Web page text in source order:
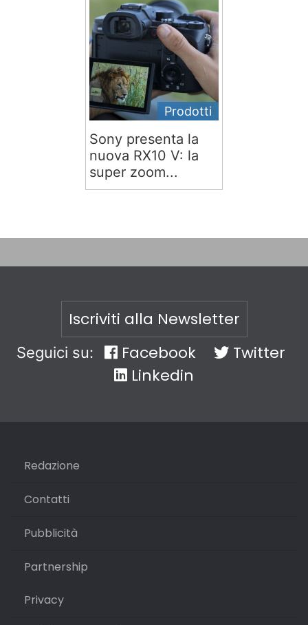
Prodotti
Sony presenta la
nuova RX10 V: la
super zoom...
Iscriviti alla Newsletter
Seguici su: Facebook
Twitter
Linkedin
Redazione
Contatti
Pubblicità
Partnership
Privacy